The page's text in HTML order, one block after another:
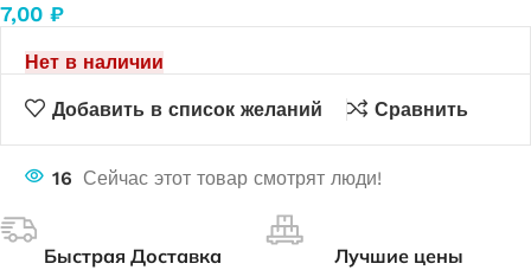
7,00 ₽
Нет в наличии
Добавить в список желаний Сравнить
16 Сейчас этот товар смотрят люди!
Быстрая Доставка Лучшие цены